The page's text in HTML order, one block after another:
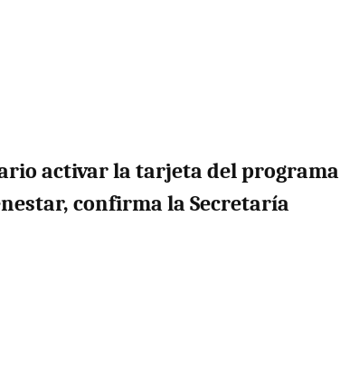
activar la tarjeta del programa
confirma la Secretaría